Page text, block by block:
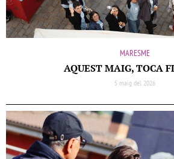
MARESME
AQUEST MAIG, TOCA
5 maig del 2026